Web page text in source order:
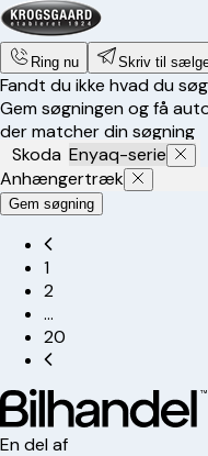
Ring nu Skriv til
Fandt du ikke hvad du
Gem søgningen og få
der matcher din søgning
Skoda Enyaq-serie
Anhængertræk
Gem søgning
1
2
…
20
En del af